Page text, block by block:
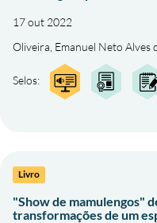
17 out 2022
Oliveira, Emanuel Neto Alves
Selos:
Livro
"Show de mamulengos"
transformações de um